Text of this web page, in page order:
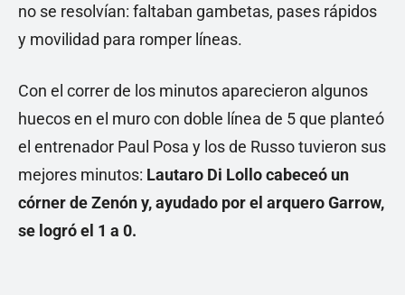
no se resolvían: faltaban gambetas, pases rápidos
y movilidad para romper líneas.
Con el correr de los minutos aparecieron algunos
huecos en el muro con doble línea de 5 que planteó
el entrenador Paul Posa y los de Russo tuvieron sus
mejores minutos: Lautaro Di Lollo cabeceó un
córner de Zenón y, ayudado por el arquero Garrow,
se logró el 1 a 0.